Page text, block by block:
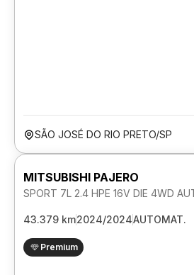
SÃO JOSÉ DO RIO PRETO/SP
MITSUBISHI PAJERO
SPORT 7L 2.4 HPE 16V DIE 4WD
43.379 km2024/2024AUTOMAT.
Premium